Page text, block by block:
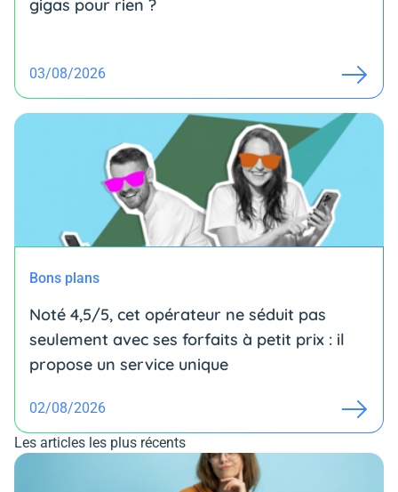
gigas pour rien ?
03/08/2026
Bons plans
Noté 4,5/5, cet opérateur ne séduit pas
seulement avec ses forfaits à petit prix : il
propose un service unique
02/08/2026
Les articles les plus récents